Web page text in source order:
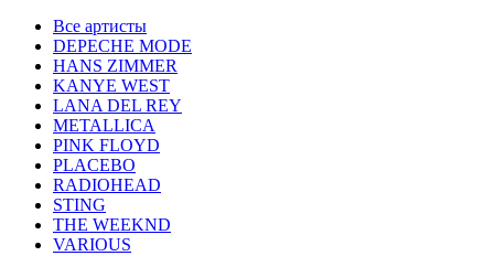
Все артисты
DEPECHE MODE
HANS ZIMMER
KANYE WEST
LANA DEL REY
METALLICA
PINK FLOYD
PLACEBO
RADIOHEAD
STING
THE WEEKND
VARIOUS